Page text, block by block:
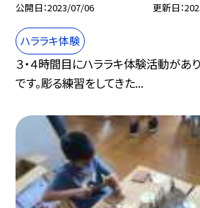
公開日 2023/07/06 更新日
ハララキ体験
３・４時間目にハララキ体験活動があ
です。彫る練習をしてきた...